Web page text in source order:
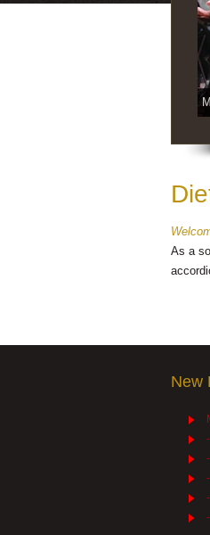
As a
New
-
-
-
-
-